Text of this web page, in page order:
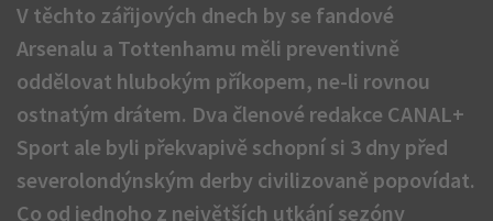
V těchto zářijových dnech by se fandové
Arsenalu a Tottenhamu měli preventivně
oddělovat hlubokým příkopem, ne-li rovnou
ostnatým drátem. Dva členové redakce CANAL+
Sport ale byli překvapivě schopní si 3 dny před
severolondýnským derby civilizovaně popovídat.
Co od jednoho z největších utkání sezóny